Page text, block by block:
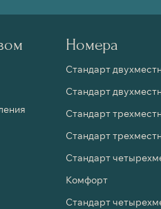
Номера
Стандарт
Стандарт
Стандарт
Стандарт
Стандарт
Комфорт
Стандарт